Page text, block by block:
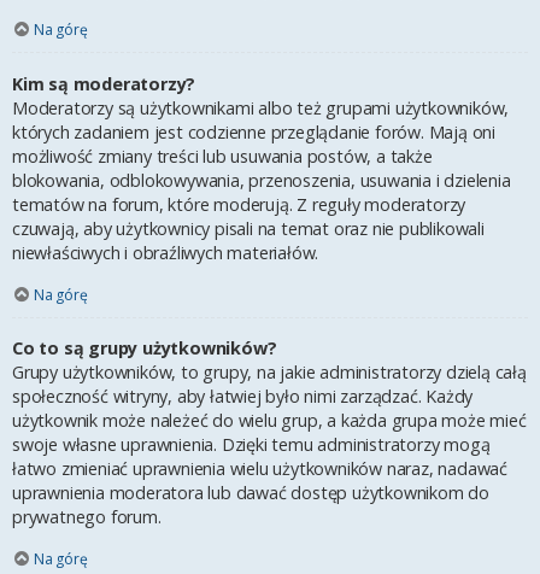
Na górę
Kim są moderatorzy?
Moderatorzy są użytkownikami albo też grupami użytkowników,
których zadaniem jest codzienne przeglądanie forów. Mają oni
możliwość zmiany treści lub usuwania postów, a także
blokowania, odblokowywania, przenoszenia, usuwania i dzielenia
tematów na forum, które moderują. Z reguły moderatorzy
czuwają, aby użytkownicy pisali na temat oraz nie publikowali
niewłaściwych i obraźliwych materiałów.
Na górę
Co to są grupy użytkowników?
Grupy użytkowników, to grupy, na jakie administratorzy dzielą całą
społeczność witryny, aby łatwiej było nimi zarządzać. Każdy
użytkownik może należeć do wielu grup, a każda grupa może mieć
swoje własne uprawnienia. Dzięki temu administratorzy mogą
łatwo zmieniać uprawnienia wielu użytkowników naraz, nadawać
uprawnienia moderatora lub dawać dostęp użytkownikom do
prywatnego forum.
Na górę